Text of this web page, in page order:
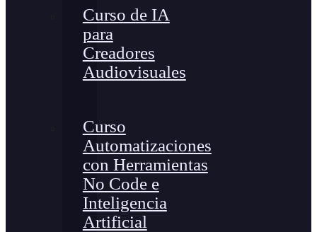
Curso de IA
para
Creadores
Audiovisuales
Curso
Automatizaciones
con Herramientas
No Code e
Inteligencia
Artificial